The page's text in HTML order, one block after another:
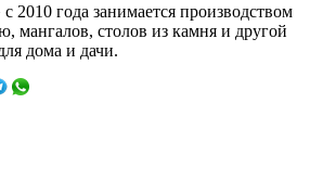
2010 года занимается производством
мангалов, столов из камня и другой
дома и дачи.